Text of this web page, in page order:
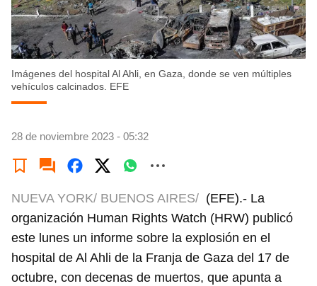
Imágenes del hospital Al Ahli, en Gaza, donde se ven múltiples
vehículos calcinados. EFE
28 de noviembre 2023 - 05:32
NUEVA YORK/ BUENOS AIRES/ (EFE).- La
organización Human Rights Watch (HRW) publicó
este lunes un informe sobre la explosión en el
hospital de Al Ahli de la Franja de Gaza del 17 de
octubre, con decenas de muertos, que apunta a